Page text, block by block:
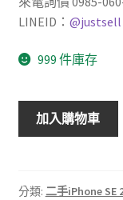
LINEID： @justsell
999 件庫存
【二
Apple
加入購物車
分類: 二手iPhone SE